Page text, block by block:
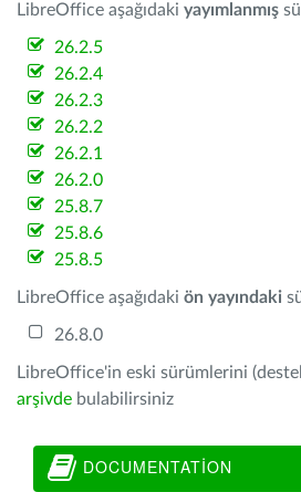
LibreOffice aşağıdaki yayımlanmış
26.2.5
26.2.4
26.2.3
26.2.2
26.2.1
26.2.0
25.8.7
25.8.6
25.8.5
LibreOffice aşağıdaki ön yayındaki
26.8.0
LibreOffice'in eski sürümlerini
arşivde bulabilirsiniz
DOCUMENTATION